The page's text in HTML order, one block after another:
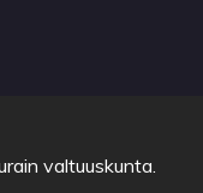
valtuuskunta.